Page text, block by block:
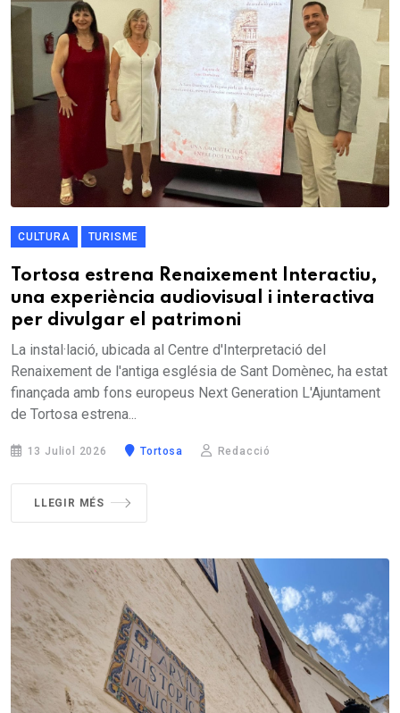
CULTURA TURISME
Tortosa estrena Renaixement Interactiu,
una experiència audiovisual i interactiva
per divulgar el patrimoni
La instal·lació, ubicada al Centre d'Interpretació del
Renaixement de l'antiga església de Sant Domènec, ha estat
finançada amb fons europeus Next Generation L'Ajuntament
de Tortosa estrena...
13 Juliol 2026 Tortosa Redacció
LLEGIR MÉS